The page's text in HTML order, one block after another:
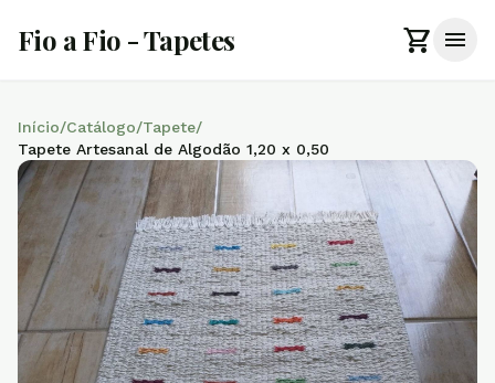
Fio a Fio - Tapetes shopping_cart menu
Início/Catálogo/Tapete/
Tapete Artesanal de Algodão 1,20 x 0,50